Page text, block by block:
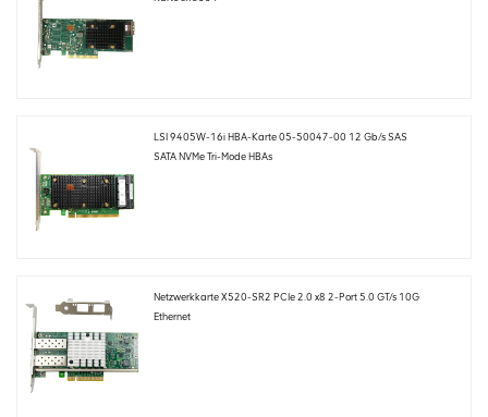
LSI 9405W-16i HBA-Karte 05-50047-00 12 Gb/s SAS
SATA NVMe Tri-Mode HBAs
Netzwerkkarte X520-SR2 PCIe 2.0 x8 2-Port 5.0 GT/s 10G
Ethernet